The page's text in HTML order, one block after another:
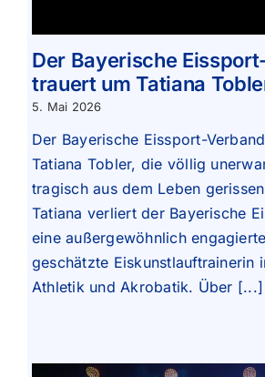
Der Bayerische
trauert um Tatiana
5. Mai 2026
Der Bayerische Eissport-
Tatiana Tobler, die völlig
tragisch aus dem Leben
Tatiana verliert der Bayerische
eine außergewöhnlich
geschätzte Eiskunstlauftrainerin
Athletik und Akrobatik. Über [...]